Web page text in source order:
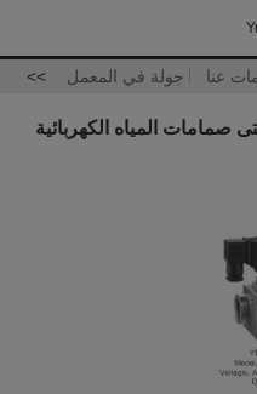
عنا جولة في المعمل >>
المياه الكهربائية